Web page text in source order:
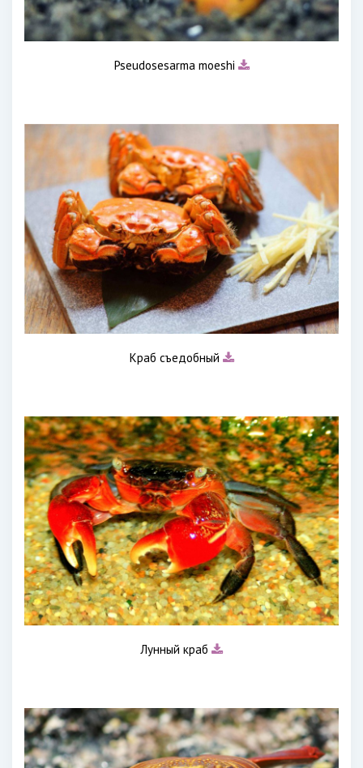
Pseudosesarma moeshi
Краб съедобный
Лунный краб